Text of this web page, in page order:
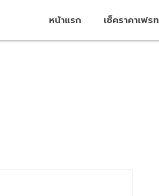
หน้าแรก เช็คราคาเฟรท